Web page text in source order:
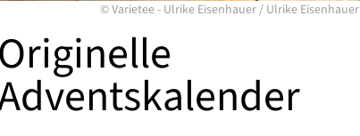
©Varietee - Ulrike Eisenhauer/ Ulrike Eisenhauer
Originelle